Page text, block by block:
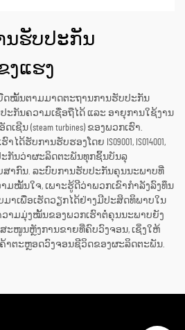
ນຮັບປະກັນ
ງແຮງ
ຮົາຍືດໝັ້ນຕາມມາດຕະຖານການຮັບປະກັນ
ະກັນຄວາມເຊື່ອຖືໄດ້ ແລະ ອາຍຸການໃຊ້ງານ
ນ (steam turbines) ຂອງພວກເຮົາ.
ຮັບການຮັບຮອງໂດຍ ISO9001, ISO14001,
ຮັບປະກັນວ່າຜະລິດຕະພັນທຸກຊິ້ນບັນລຸ
າກົນ. ລະບົບການຮັບປະກັນຄຸນນະພາບທີ່
ມໝັ້ນໃຈ, ເພາະຮູ້ດີວ່າພວກເຂົາກຳລັງລົງທຶນ
າເພື່ອເຮັດວຽກໄດ້ຢ່າງມີປະສິດທິພາບໃນ
າມມຸ່ງໝັ້ນຂອງພວກເຮົາຕໍ່ຄຸນນະພາບຍັງ
ໜູນຫຼັງການຂາຍທີ່ຄົບວົງຈອນ, ເຊິ່ງໃຫ້
າຕະຫຼອດວົງຈອນຊີວິດຂອງຜະລິດຕະພັນ.